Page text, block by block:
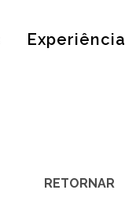
Experiência
RETORNAR